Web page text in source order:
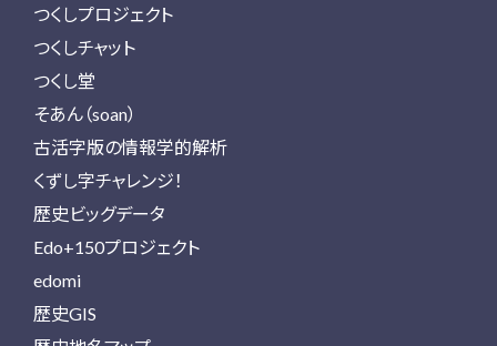
つくしプロジェクト
つくしチャット
つくし堂
そあん（soan）
古活字版の情報学的解析
くずし字チャレンジ！
歴史ビッグデータ
Edo+150プロジェクト
edomi
歴史GIS